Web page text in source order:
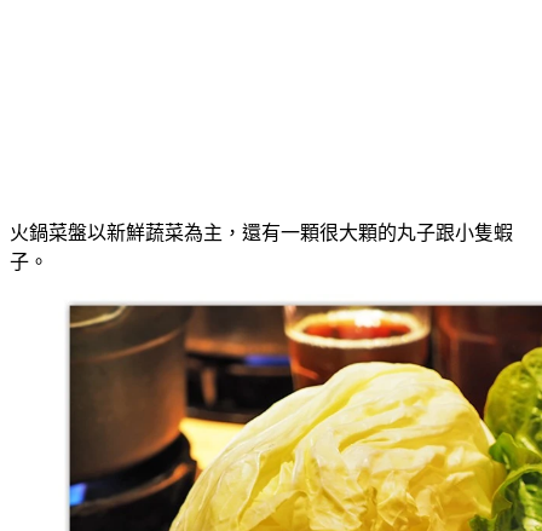
火鍋菜盤以新鮮蔬菜為主，還有一顆很大顆的丸子跟小隻蝦
子。